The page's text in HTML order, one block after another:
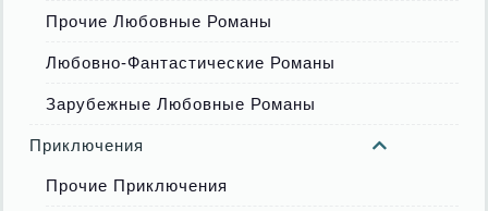
Прочие Любовные Романы
Любовно-Фантастические Романы
Зарубежные Любовные Романы
Приключения
Прочие Приключения